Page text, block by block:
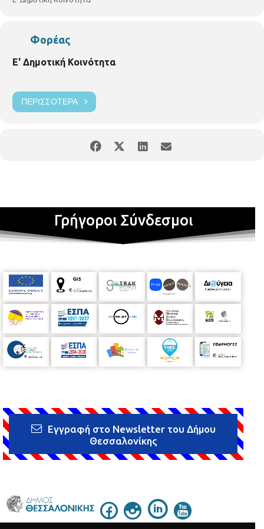
Η είσοδος θα είναι ελεύθερη.
Φορέας
Ε' Δημοτική Κοινότητα
ΠΕΡΙΣΣΌΤΕΡΑ
Γρήγοροι Σύνδεσμοι
Εγγραφή στο Newsletter του Δήμου
Θεσσαλονίκης